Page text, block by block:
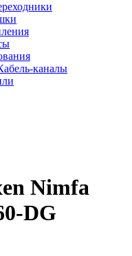
каналы
Nimfa
DG